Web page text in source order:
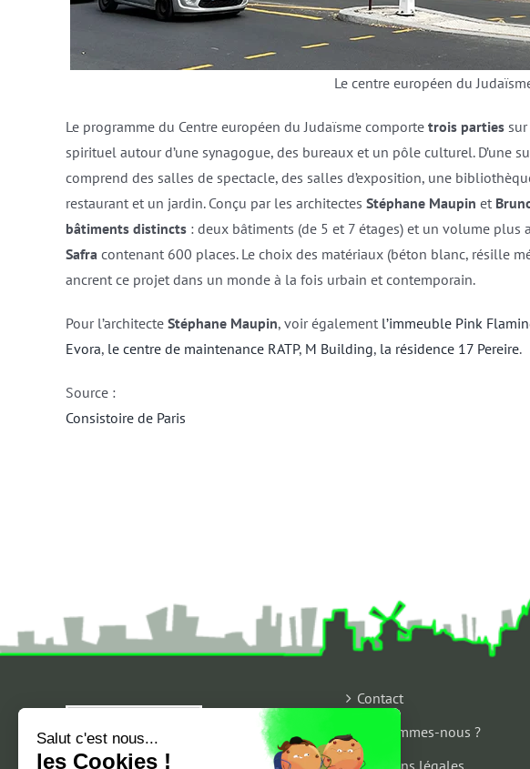
Le centre européen du
Le programme du Centre européen du Judaïsme comporte trois partiessur
spirituel autour d’une synagogue, des bureaux et un pôle culturel. D’une
comprend des salles de spectacle, des salles d’exposition, une
restaurant et un jardin. Conçu par les architectes Stéphane Maupin et
bâtiments distincts: deux bâtiments (de 5 et 7 étages) et un volume plus
Safra contenant 600 places. Le choix des matériaux (béton blanc, résille
ancrent ce projet dans un monde à la fois urbain et contemporain.
Pour l’architecte Stéphane Maupin, voir également l’immeuble Pink
Evora, le centre de maintenance RATP, M Building, la résidence 17 Pereire.
Source :
Consistoire de Paris
Contact
Qui sommes-nous ?
Mentions légales
Salut c'est nous...
les Cookies !